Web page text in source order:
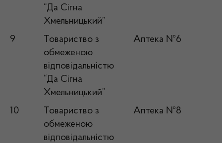
“Да Сігна
Хмельницький”
9
Товариство з
обмеженою
відповідальністю
“Да Сігна
Хмельницький”
Аптека №6
10
Товариство з
обмеженою
відповідальністю
Аптека №8